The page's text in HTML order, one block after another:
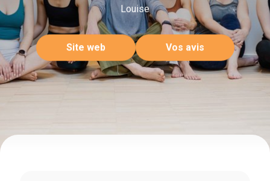
Louise
Site web Vos avis